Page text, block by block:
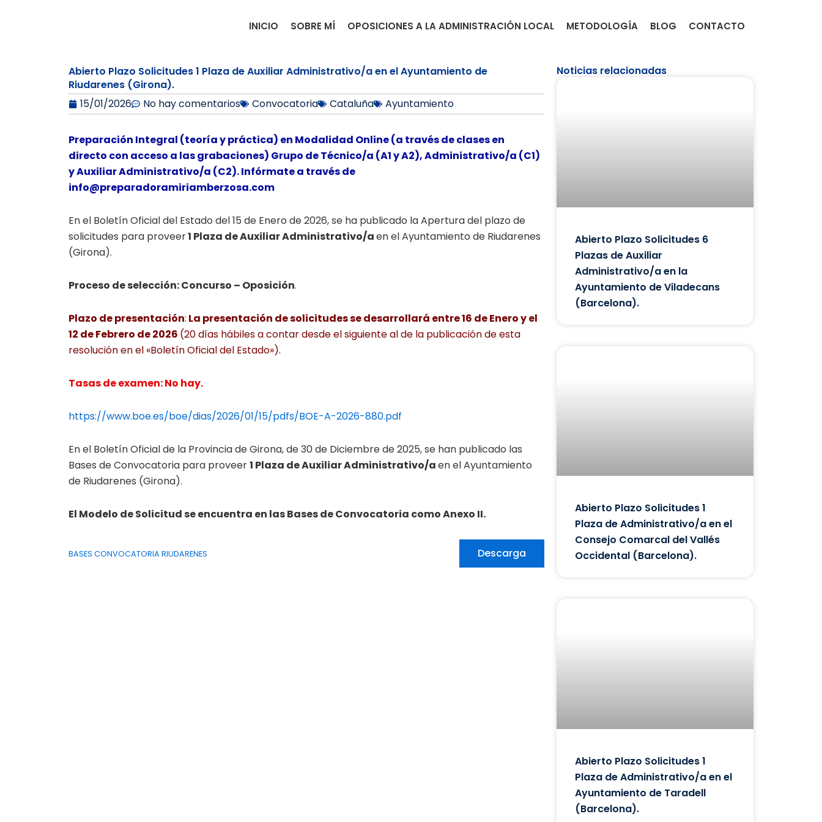
INICIO SOBRE MÍ OPOSICIONES A LA ADMINISTRACIÓN LOCAL METODOLOGÍA BLOG CONTACTO
Abierto Plazo Solicitudes 1 Plaza de Auxiliar Administrativo/a en el Ayuntamiento de
Riudarenes (Girona).
15/01/2026
No hay comentarios Convocatoria Cataluña Ayuntamiento
Preparación Integral (teoría y práctica) en Modalidad Online (a través de clases en
directo con acceso a las grabaciones) Grupo de Técnico/a (A1 y A2), Administrativo/a (C1)
y Auxiliar Administrativo/a (C2). Infórmate a través de
info@preparadoramiriamberzosa.com
En el Boletín Oficial del Estado del 15 de Enero de 2026, se ha publicado la Apertura del plazo de
solicitudes para proveer1 Plaza de Auxiliar Administrativo/aen el Ayuntamiento de Riudarenes
(Girona).
Proceso de selección: Concurso – Oposición.
Plazo de presentación: La presentación de solicitudes se desarrollará entre 16 de Enero y el
12 de Febrero de 2026 (20 días hábiles a contar desde el siguiente al de la publicación de esta
resolución en el «Boletín Oficial del Estado»).
Tasas de examen: No hay.
https://www.boe.es/boe/dias/2026/01/15/pdfs/BOE-A-2026-880.pdf
En el Boletín Oficial de la Provincia de Girona, de 30 de Diciembre de 2025, se han publicado las
Bases de Convocatoria para proveer1 Plaza de Auxiliar Administrativo/aen el Ayuntamiento
de Riudarenes (Girona).
El Modelo de Solicitud se encuentra en las Bases de Convocatoria como Anexo II.
BASES CONVOCATORIA RIUDARENES Descarga
Noticias relacionadas
Abierto Plazo Solicitudes 6
Plazas de Auxiliar
Administrativo/a en la
Ayuntamiento de Viladecans
(Barcelona).
Abierto Plazo Solicitudes 1
Plaza de Administrativo/a en el
Consejo Comarcal del Vallés
Occidental (Barcelona).
Abierto Plazo Solicitudes 1
Plaza de Administrativo/a en el
Ayuntamiento de Taradell
(Barcelona).